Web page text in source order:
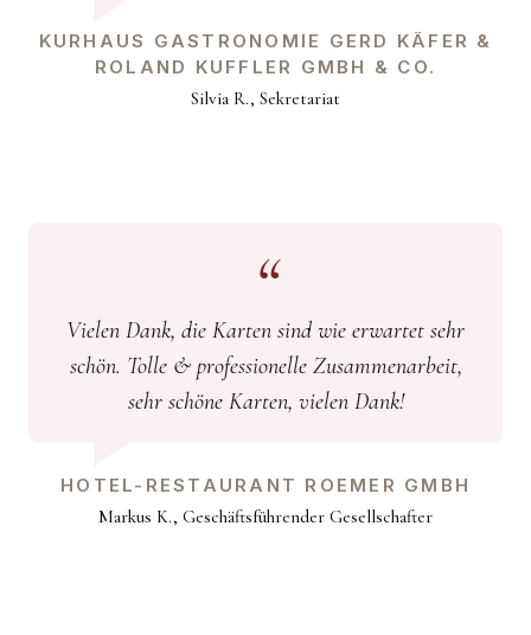
KURHAUS GASTRONOMIE GERD KÄFER &
ROLAND KUFFLER GMBH & CO.
Silvia R., Sekretariat
Vielen Dank, die Karten sind wie erwartet sehr
schön. Tolle & professionelle Zusammenarbeit,
sehr schöne Karten, vielen Dank!
HOTEL-RESTAURANT ROEMER GMBH
Markus K., Geschäftsführender Gesellschafter